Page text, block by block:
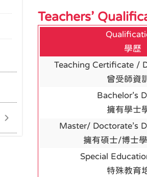
Teachers’
學歷
Teaching Certificate /
曾受師資
Bachelor’s
擁有學士
Master/ Doctorate’s
擁有碩士/博士
Special
特殊教育